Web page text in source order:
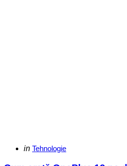
Categories
Posted
in Tehnologie